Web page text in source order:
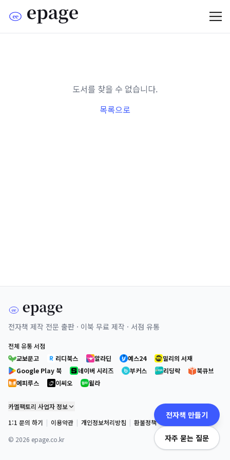
도서를 찾을 수 없습니다.
목록으로
전자책 제작 전문 출판 · 이북 무료 제작 · 서점 유통
전체 유통 서점
교보문고
리디북스 알라딘 예스24
밀리의 서재
Google Play 북
네이버 시리즈 부커스 리딩락
북큐브
에피루스
이씨오 윌라
카멜팩토리 사업자 정보
1:1 문의 하기 | 이용약관 | 개인정보처리방침 | 환불정책
© 2026 epage.co.kr
전자책 만들기
자주 묻는 질문